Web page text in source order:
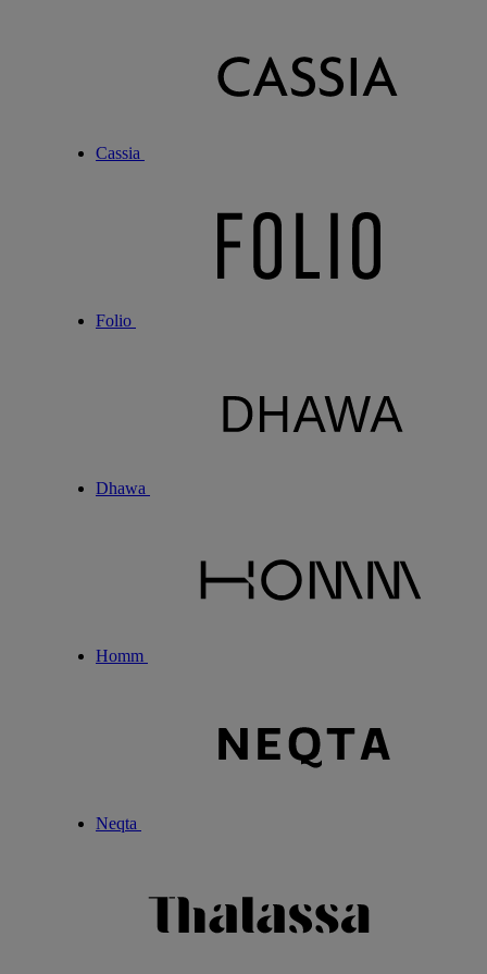
Cassia
Folio
Dhawa
Homm
Neqta